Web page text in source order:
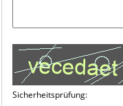
Sicherheitsprüfung: